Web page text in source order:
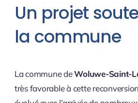
Un projet
la commune
La commune deWoluwe-Saint-
très favorable à cette